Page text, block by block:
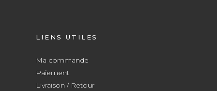
LIENS UTILES
Ma commande
Paiement
Livraison / Retour